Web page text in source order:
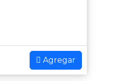
Agregar